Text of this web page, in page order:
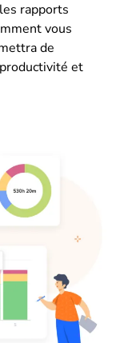
rapports
vous
de
et